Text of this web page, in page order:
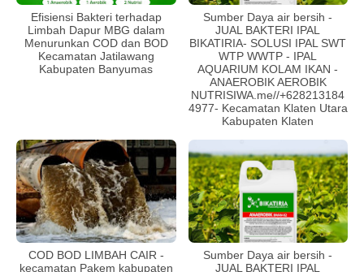
Efisiensi Bakteri terhadap
Limbah Dapur MBG dalam
Menurunkan COD dan BOD
Kecamatan Jatilawang
Kabupaten Banyumas
Sumber Daya air bersih -
JUAL BAKTERI IPAL
BIKATIRIA- SOLUSI IPAL SWT
WTP WWTP - IPAL
AQUARIUM KOLAM IKAN -
ANAEROBIK AEROBIK
NUTRISIWA.me//+628213184
4977- Kecamatan Klaten Utara
Kabupaten Klaten
COD BOD LIMBAH CAIR -
kecamatan Pakem kabupaten
Sumber Daya air bersih -
JUAL BAKTERI IPAL